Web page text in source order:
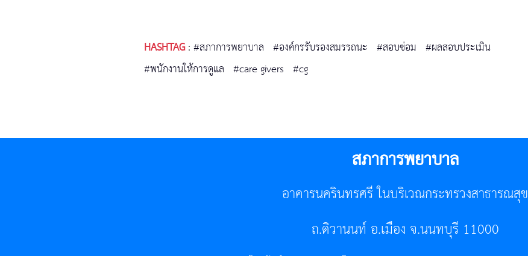
HASHTAG:#สภาการพยาบาล #องค์กรรับรองสมรรถนะ #สอบซ่อม #ผลสอบประเมิน
#พนักงานให้การดูแล #care givers #cg
สภาการพยาบาล
อาคารนครินทรศรี ในบริเวณกระทรวงสาธารณสุข
ถ.ติวานนท์ อ.เมือง จ.นนทบุรี 11000